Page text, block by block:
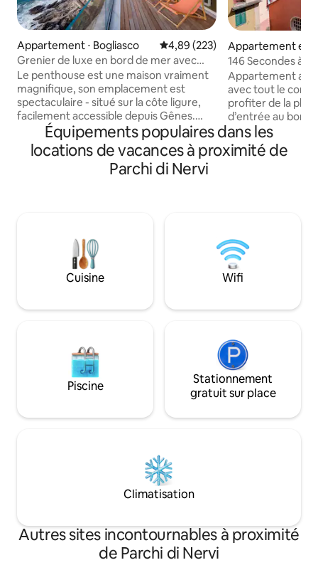
Appartement ⋅ Bogliasco Évaluation moyenne sur la
4,89 (223)
Grenier de luxe en bord de mer avec
accès privé en mer
Le penthouse est une maison vraiment
magnifique, son emplacement est
spectaculaire - situé sur la côte ligure,
facilement accessible depuis Gênes.
Situé sur les falaises de Bogliasco avec
un accès privé à la mer et de superbes
transports en commun à quelques
pour les couples et les familles. N'hésitez
pas à nous contacter ! CODICE CITRA :
010004-LT-0018
Appartement en
⋅ Sori
146 Secondes à la
Appartement
avec tout le
profiter de la
d’entrée au bord
146 secondes à
restaurants, les
balnéaires, les
de bain et tongs.
soigné en détail,
électroménagers.
Équipements populaires dans les
locations de vacances à proximité de
Parchi di Nervi
Cuisine Wifi
Piscine
Stationnement
gratuit sur place
Climatisation
Autres sites incontournables à proximité
de Parchi di Nervi